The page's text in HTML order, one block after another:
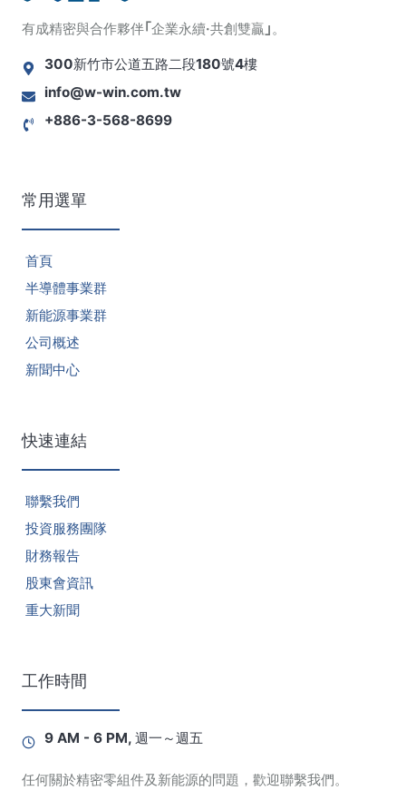
有成精密與合作夥伴｢企業永續·共創雙贏｣。
300新竹市公道五路二段180號4樓
info@w-win.com.tw
+886-3-568-8699
常用選單
首頁
半導體事業群
新能源事業群
公司概述
新聞中心
快速連結
聯繫我們
投資服務團隊
財務報告
股東會資訊
重大新聞
工作時間
9 AM - 6 PM, 週一～週五
任何關於精密零組件及新能源的問題，歡迎聯繫我們。